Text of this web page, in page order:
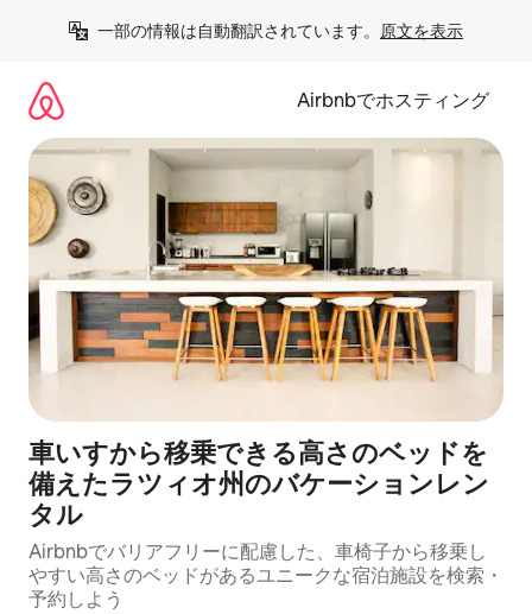
一部の情報は自動翻訳されています。 原文を表示
Airbnbでホスティング
車いすから移乗できる高さのベッドを
備えたラツィオ州のバケーションレン
タル
Airbnbでバリアフリーに配慮した、車椅子から移乗し
やすい高さのベッドがあるユニークな宿泊施設を検索・
予約しよう